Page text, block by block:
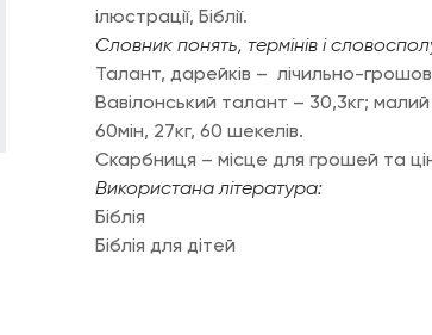
ілюстрації, Біблії.
Словник понять, термінів і
Талант, дарейків – лічильно-
Вавілонський талант – 30,3кг;
60мін, 27кг, 60 шекелів.
Скарбниця – місце для грошей та
Використана література:
Біблія
Біблія для дітей